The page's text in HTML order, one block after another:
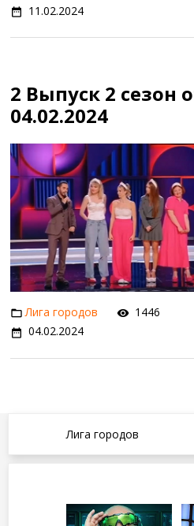
11.02.2024
2 Выпуск 2 сезон
04.02.2024
Лига городов
1446
04.02.2024
Лига городов